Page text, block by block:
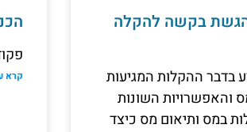
בקשה להקלה
בדבר ההקלות המגיעות
והאפשרויות השונות
במס ותיאום מס כיצד
קרא